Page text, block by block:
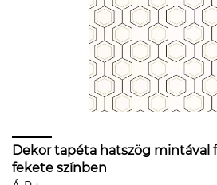
Dekor tapéta hatszög mintával
fekete színben